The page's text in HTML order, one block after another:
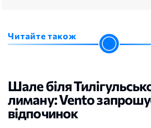
Читайте також
Шале біля
лиману: Vento
відпочинок